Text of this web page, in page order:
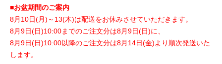
■お盆期間のご案内
8月10日(月)～13(木)は配送をお休みさせていただきます。
8月9日(日)10:00までのご注文分は8月9日(日)に、
8月9日(日)10:00以降のご注文分は8月14日(金)より順次発送いた
します。